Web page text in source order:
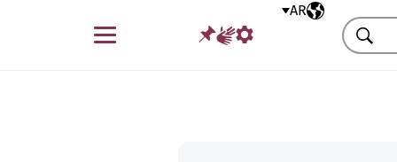
اللغة المختارةAR
قائمة
بحث